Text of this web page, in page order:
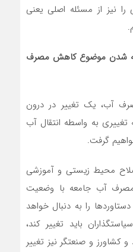
را نیز از مسئله اصلی یعنی
شدن موضوع کاهش مصرف
آب، یک تغییر در درون
به واسطه انتقال آب
گرفت.
محیط زیستی و آموزشی
آب جامعه با وضعیت
را به دنبال خواهد
باید تغییر کند،
کشاورز و صنعتگر نیز تغییر